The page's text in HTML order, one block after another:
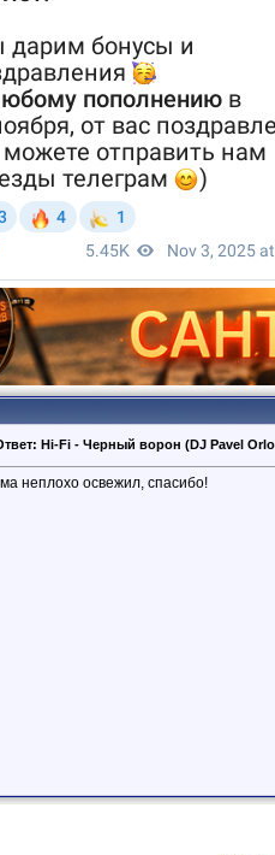
Hi-Fi - Черный ворон (DJ Pavel
неплохо освежил, спасибо!